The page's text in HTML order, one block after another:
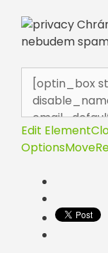
nebudem
Edit Element
OptionsMove